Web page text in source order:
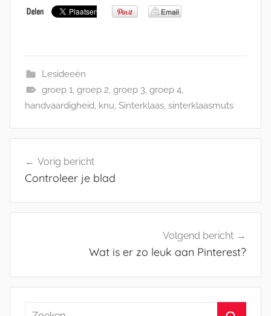
Lesideeën
groep 1, groep 2, groep 3, groep 4,
handvaardigheid, knu, Sinterklaas, sinterklaasmuts
navigatie
Vorig bericht
Controleer je blad
Volgend bericht
Wat is er zo leuk aan Pinterest?
Zoeken